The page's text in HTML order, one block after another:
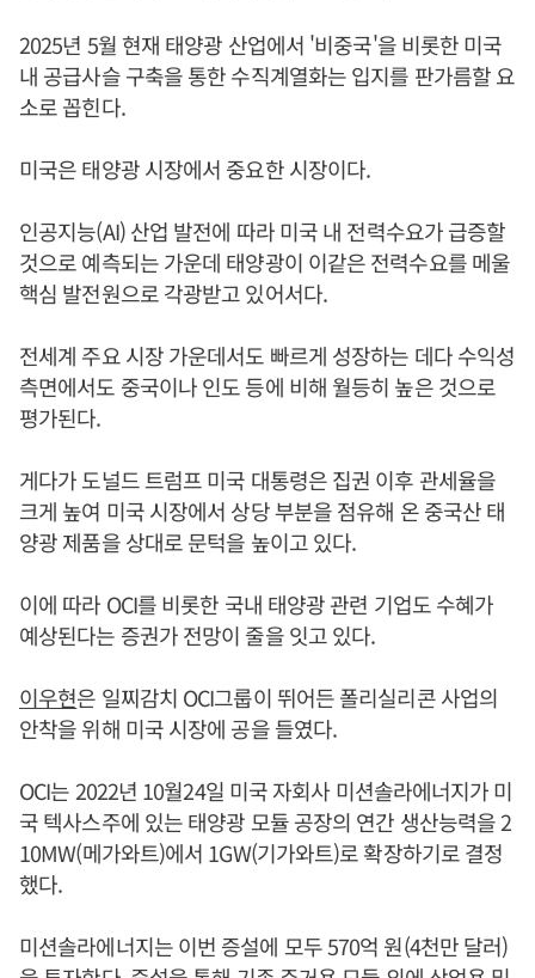
2025년 5월 현재 태양광 산업에서 '비중국'을 비롯한 미국
내 공급사슬 구축을 통한 수직계열화는 입지를 판가름할 요
소로 꼽힌다.
미국은 태양광 시장에서 중요한 시장이다.
인공지능(AI) 산업 발전에 따라 미국 내 전력수요가 급증할
것으로 예측되는 가운데 태양광이 이같은 전력수요를 메울
핵심 발전원으로 각광받고 있어서다.
전세계 주요 시장 가운데서도 빠르게 성장하는 데다 수익성
측면에서도 중국이나 인도 등에 비해 월등히 높은 것으로
평가된다.
게다가 도널드 트럼프 미국 대통령은 집권 이후 관세율을
크게 높여 미국 시장에서 상당 부분을 점유해 온 중국산 태
양광 제품을 상대로 문턱을 높이고 있다.
이에 따라 OCI를 비롯한 국내 태양광 관련 기업도 수혜가
예상된다는 증권가 전망이 줄을 잇고 있다.
이우현은 일찌감치 OCI그룹이 뛰어든 폴리실리콘 사업의
안착을 위해 미국 시장에 공을 들였다.
OCI는 2022년 10월24일 미국 자회사 미션솔라에너지가 미
국 텍사스주에 있는 태양광 모듈 공장의 연간 생산능력을 2
10MW(메가와트)에서 1GW(기가와트)로 확장하기로 결정
했다.
미션솔라에너지는 이번 증설에 모두 570억 원(4천만 달러)